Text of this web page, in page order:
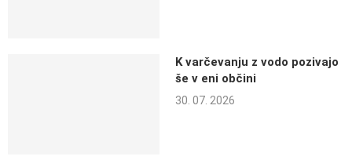
K varčevanju z vodo pozivajo
še v eni občini
30. 07. 2026